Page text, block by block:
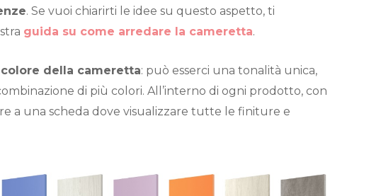
. Se vuoi chiarirti le idee su questo aspetto, ti
guida su come arredare la cameretta.
della cameretta: può esserci una tonalità unica,
di più colori. All’interno di ogni prodotto, con
a una scheda dove visualizzare tutte le finiture e